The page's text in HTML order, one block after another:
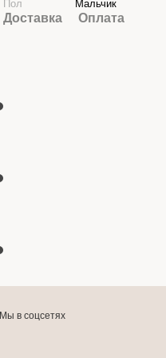
Пол
Мальчик
Доставка Оплата
Мы в соцсетях